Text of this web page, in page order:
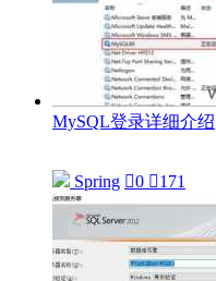
MySQL登录详细介绍
Spring 0 171